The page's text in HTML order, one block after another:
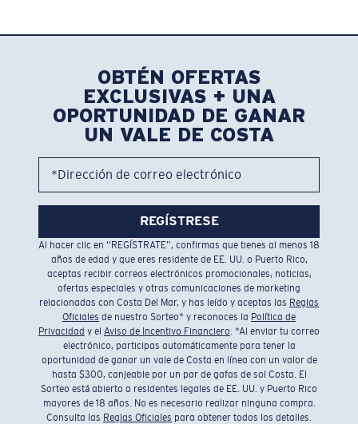
OBTÉN OFERTAS
EXCLUSIVAS + UNA
OPORTUNIDAD DE GANAR
UN VALE DE COSTA
*Dirección de correo electrónico
REGÍSTRESE
Al hacer clic en “REGÍSTRATE”, confirmas que tienes al menos 18
años de edad y que eres residente de EE. UU. o Puerto Rico,
aceptas recibir correos electrónicos promocionales, noticias,
ofertas especiales y otras comunicaciones de marketing
relacionadas con Costa Del Mar, y has leído y aceptas las Reglas
Oficiales de nuestro Sorteo* y reconoces la Política de
Privacidad y el Aviso de Incentivo Financiero. *Al enviar tu correo
electrónico, participas automáticamente para tener la
oportunidad de ganar un vale de Costa en línea con un valor de
hasta $300, canjeable por un par de gafas de sol Costa. El
Sorteo está abierto a residentes legales de EE. UU. y Puerto Rico
mayores de 18 años. No es necesario realizar ninguna compra.
Consulta las Reglas Oficiales para obtener todos los detalles.